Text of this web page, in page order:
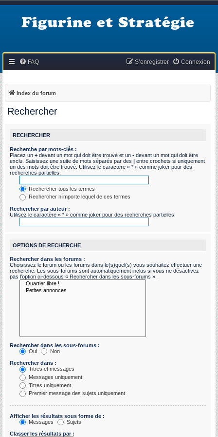
Figurine et Stratégie
FAQ Connexion
S’enregistrer
Index du forum
Rechercher
RECHERCHER
Recherche par mots-clés :
Placez un + devant un mot qui doit être trouvé et un - devant un mot qui doit être
exclu. Saisissez une suite de mots séparés par des | entre crochets si uniquement
un des mots doit être trouvé. Utilisez le caractère « * » comme joker pour des
recherches partielles.
Rechercher tous les termes
Rechercher n’importe lequel de ces termes
Rechercher par auteur :
Utilisez le caractère « * » comme joker pour des recherches partielles.
OPTIONS DE RECHERCHE
Rechercher dans les forums :
Choisissez le forum ou les forums dans le(s)quel(s) vous souhaitez effectuer une
recherche. Les sous-forums sont automatiquement inclus si vous ne désactivez
pas l’option ci-dessous « Rechercher dans les sous-forums ».
Rechercher dans les sous-forums :
Oui
Non
Rechercher dans :
Titres et messages
Messages uniquement
Titres uniquement
Premier message des sujets uniquement
Afficher les résultats sous forme de :
Messages
Sujets
Classer les résultats par :